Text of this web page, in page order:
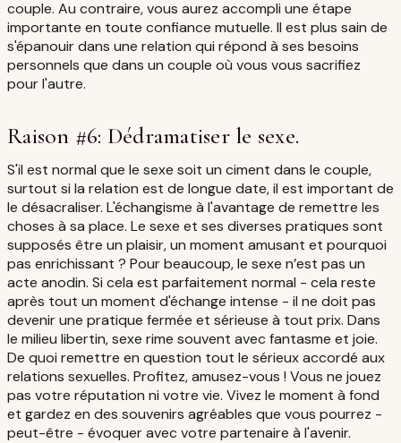
couple. Au contraire, vous aurez accompli une étape
importante en toute confiance mutuelle. Il est plus sain de
s'épanouir dans une relation qui répond à ses besoins
personnels que dans un couple où vous vous sacrifiez
pour l'autre.
Raison #6: Dédramatiser le sexe.
S'il est normal que le sexe soit un ciment dans le couple,
surtout si la relation est de longue date, il est important de
le désacraliser. L'échangisme à l'avantage de remettre les
choses à sa place. Le sexe et ses diverses pratiques sont
supposés être un plaisir, un moment amusant et pourquoi
pas enrichissant ? Pour beaucoup, le sexe n’est pas un
acte anodin. Si cela est parfaitement normal - cela reste
après tout un moment d'échange intense - il ne doit pas
devenir une pratique fermée et sérieuse à tout prix. Dans
le milieu libertin, sexe rime souvent avec fantasme et joie.
De quoi remettre en question tout le sérieux accordé aux
relations sexuelles. Profitez, amusez-vous ! Vous ne jouez
pas votre réputation ni votre vie. Vivez le moment à fond
et gardez en des souvenirs agréables que vous pourrez -
peut-être - évoquer avec votre partenaire à l'avenir.